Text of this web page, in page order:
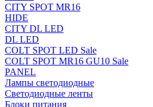
CITY SPOT MR16
HIDE
CITY DL LED
DL LED
COLT SPOT LED Sale
COLT SPOT MR16 GU10 Sale
PANEL
Лампы светодиодные
Светодиодные ленты
Блоки питания